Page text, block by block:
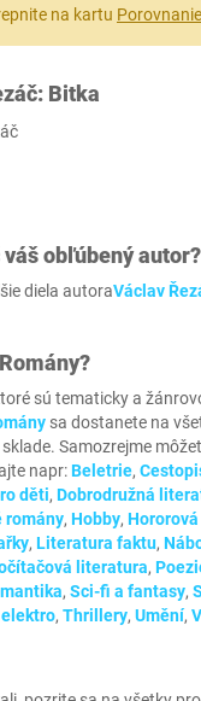
na kartu
Bitka
váš obľúbený autor?
diela autoraVáclav
Romány?
sú tematicky a
sa dostanete na
Samozrejme
napr:Beletrie,
děti‎, Dobrodružná
romány‎, Hobby,
, Literatura faktu,
literatura,
, Sci-fi a fantasy,
, Thrillery, Umění,